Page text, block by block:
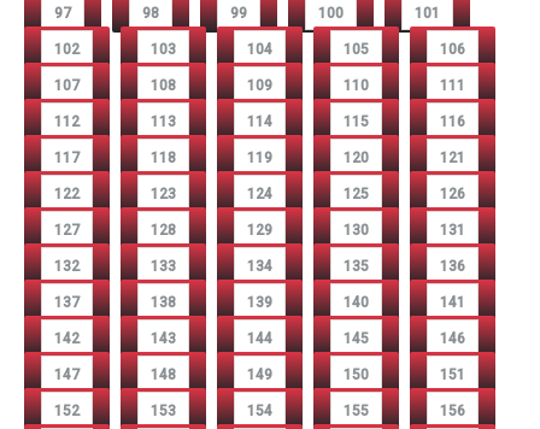
97 98 99 100 101
102 103 104 105 106
107 108 109 110 111
112 113 114 115 116
117 118 119 120 121
122 123 124 125 126
127 128 129 130 131
132 133 134 135 136
137 138 139 140 141
142 143 144 145 146
147 148 149 150 151
152 153 154 155 156